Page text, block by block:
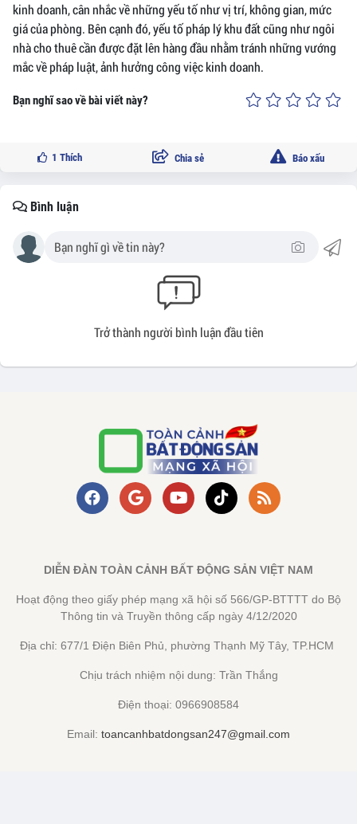
kinh doanh, cân nhắc về những yếu tố như vị trí, không gian, mức
giá của phòng. Bên cạnh đó, yếu tố pháp lý khu đất cũng như ngôi
nhà cho thuê cần được đặt lên hàng đầu nhằm tránh những vướng
mắc về pháp luật, ảnh hưởng công việc kinh doanh.
Bạn nghĩ sao về bài viết này?
1 Thích Chia sẻ Báo xấu
Bình luận
Trở thành người bình luận đầu tiên
DIỄN ĐÀN TOÀN CẢNH BẤT ĐỘNG SẢN VIỆT NAM
Hoạt động theo giấy phép mạng xã hội số 566/GP-BTTTT do Bộ
Thông tin và Truyền thông cấp ngày 4/12/2020
Địa chỉ: 677/1 Điện Biên Phủ, phường Thạnh Mỹ Tây, TP.HCM
Chịu trách nhiệm nội dung: Trần Thắng
Điện thoại: 0966908584
Email: toancanhbatdongsan247@gmail.com